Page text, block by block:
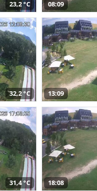
23,2 °C 08:09
32,2 °C 13:09
31,4 °C 18:08